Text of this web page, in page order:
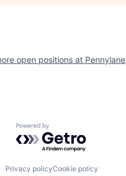
open positions at Pennylane
Powered by Getro.com
Privacy policyCookie policy